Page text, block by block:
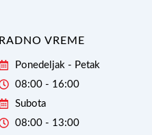
RADNO VREME
Ponedeljak - Petak
08:00 - 16:00
Subota
08:00 - 13:00